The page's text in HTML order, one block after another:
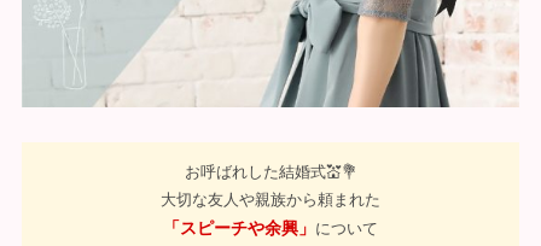
お呼ばれした結婚式💒💐
大切な友人や親族から頼まれた
「スピーチや余興」 について